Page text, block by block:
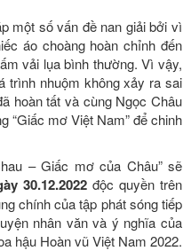
một số vấn đề nan giải bởi vì
áo choàng hoàn chỉnh đến
vải lụa bình thường. Vì vậy,
trình nhuộm không xảy ra sai
hoàn tất và cùng Ngọc Châu
“Giấc mơ Việt Nam” để chinh
– Giấc mơ của Châu” sẽ
30.12.2022 độc quyền trên
chính của tập phát sóng tiếp
nhân văn và ý nghĩa của
hậu Hoàn vũ Việt Nam 2022.